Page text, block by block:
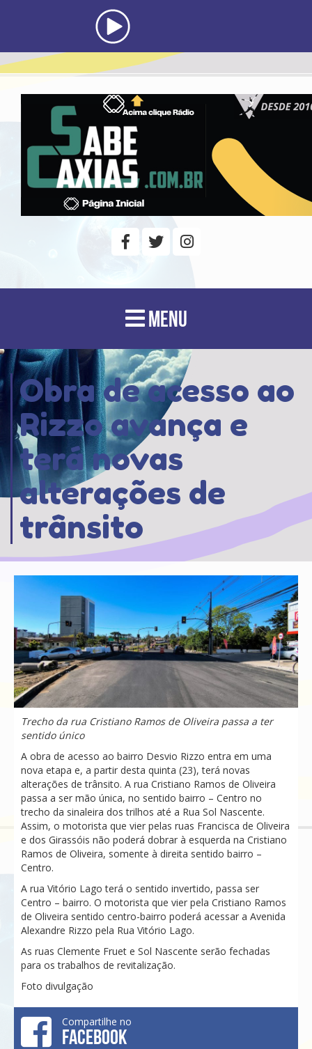
MENU
Obra de acesso ao
Rizzo avança e
terá novas
alterações de
trânsito
Trecho da rua Cristiano Ramos de Oliveira passa a ter
sentido único
A obra de acesso ao bairro Desvio Rizzo entra em uma
nova etapa e, a partir desta quinta (23), terá novas
alterações de trânsito. A rua Cristiano Ramos de Oliveira
passa a ser mão única, no sentido bairro – Centro no
trecho da sinaleira dos trilhos até a Rua Sol Nascente.
Assim, o motorista que vier pelas ruas Francisca de Oliveira
e dos Girassóis não poderá dobrar à esquerda na Cristiano
Ramos de Oliveira, somente à direita sentido bairro –
Centro.
A rua Vitório Lago terá o sentido invertido, passa ser
Centro – bairro. O motorista que vier pela Cristiano Ramos
de Oliveira sentido centro-bairro poderá acessar a Avenida
Alexandre Rizzo pela Rua Vitório Lago.
As ruas Clemente Fruet e Sol Nascente serão fechadas
para os trabalhos de revitalização.
Foto divulgação
Compartilhe no
FACEBOOK